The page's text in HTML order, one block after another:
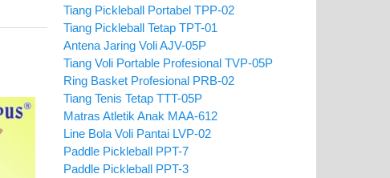
Tiang Pickleball Portabel TPP-02
Tiang Pickleball Tetap TPT-01
Antena Jaring Voli AJV-05P
Tiang Voli Portable Profesional TVP-05P
Ring Basket Profesional PRB-02
Tiang Tenis Tetap TTT-05P
Matras Atletik Anak MAA-612
Line Bola Voli Pantai LVP-02
Paddle Pickleball PPT-7
Paddle Pickleball PPT-3